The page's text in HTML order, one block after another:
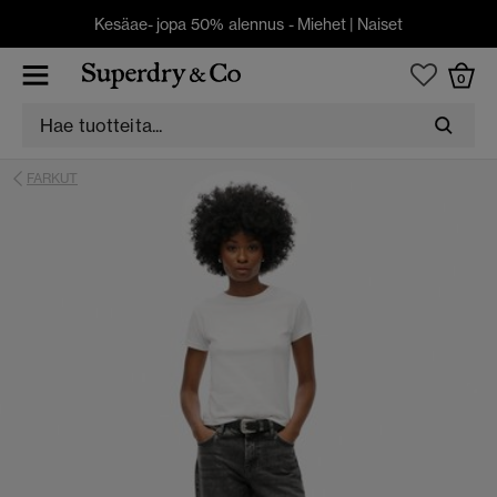
Kesäae- jopa 50% alennus - Miehet | Naiset
0
FARKUT